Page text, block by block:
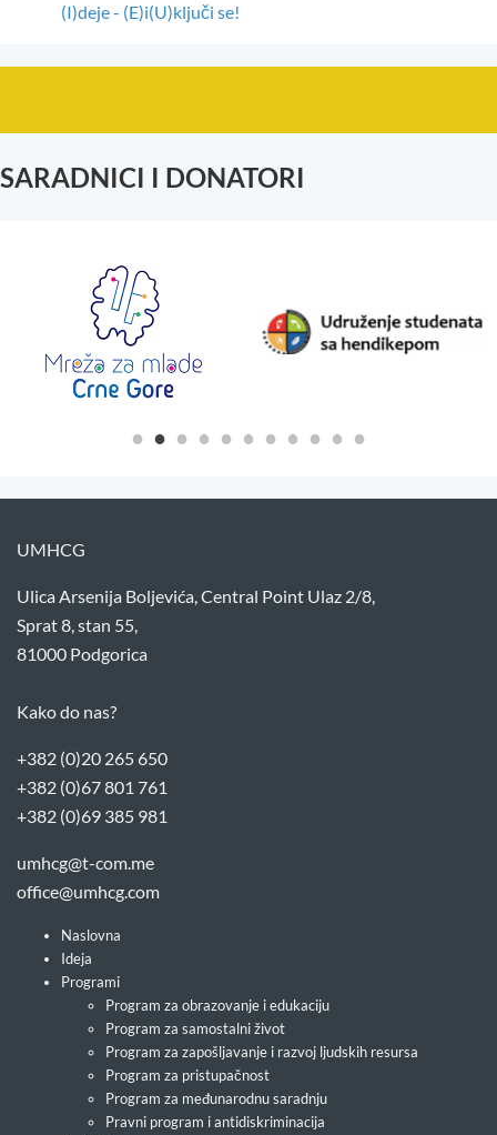
(I)deje - (E)i(U)ključi se!
SARADNICI I DONATORI
UMHCG
Ulica Arsenija Boljevića, Central Point Ulaz 2/8,
Sprat 8, stan 55,
81000 Podgorica
Kako do nas?
+382 (0)20 265 650
+382 (0)67 801 761
+382 (0)69 385 981
umhcg@t-com.me
office@umhcg.com
Naslovna
Ideja
Programi
Program za obrazovanje i edukaciju
Program za samostalni život
Program za zapošljavanje i razvoj ljudskih resursa
Program za pristupačnost
Program za međunarodnu saradnju
Pravni program i antidiskriminacija